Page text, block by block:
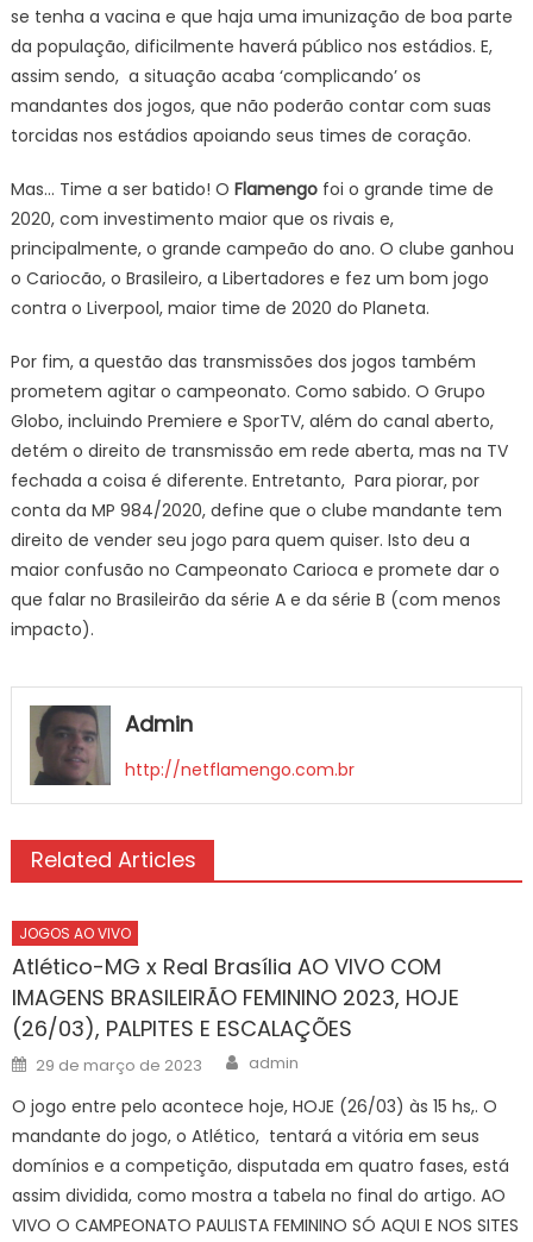
se tenha a vacina e que haja uma imunização de boa parte
da população, dificilmente haverá público nos estádios. E,
assim sendo, a situação acaba ‘complicando’ os
mandantes dos jogos, que não poderão contar com suas
torcidas nos estádios apoiando seus times de coração.
Mas… Time a ser batido! O Flamengofoi o grande time de
2020, com investimento maior que os rivais e,
principalmente, o grande campeão do ano. O clube ganhou
o Cariocão, o Brasileiro, a Libertadores e fez um bom jogo
contra o Liverpool, maior time de 2020 do Planeta.
Por fim, a questão das transmissões dos jogos também
prometem agitar o campeonato. Como sabido. O Grupo
Globo, incluindo Premiere e SporTV, além do canal aberto,
detém o direito de transmissão em rede aberta, mas na TV
fechada a coisa é diferente. Entretanto, Para piorar, por
conta da MP 984/2020, define que o clube mandante tem
direito de vender seu jogo para quem quiser. Isto deu a
maior confusão no Campeonato Carioca e promete dar o
que falar no Brasileirão da série A e da série B (com menos
impacto).
Admin
http://netflamengo.com.br
Related Articles
JOGOS AO VIVO
Atlético-MG x Real Brasília AO VIVO COM
IMAGENS BRASILEIRÃO FEMININO 2023, HOJE
(26/03), PALPITES E ESCALAÇÕES
Posted
on
29 de março de 2023 Author
admin
O jogo entre pelo acontece hoje, HOJE (26/03) às 15 hs,. O
mandante do jogo, o Atlético, tentará a vitória em seus
domínios e a competição, disputada em quatro fases, está
assim dividida, como mostra a tabela no final do artigo. AO
VIVO O CAMPEONATO PAULISTA FEMININO SÓ AQUI E NOS SITES